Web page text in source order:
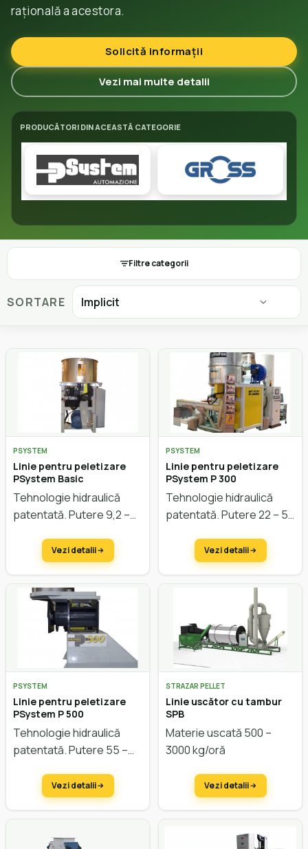
rațională a acestora.
Solicită informații
Vezi mai multe detalii
PRODUCĂTORI DIN ACEASTĂ CATEGORIE
Filtre categorii
SORTARE
PSYSTEM
Linie pentru peletizare
PSystem Basic
Tehnologie hidraulică
patentată. Putere 9,2 –
– 200 kg/oră.
Vezi detalii
PSYSTEM
Linie pentru peletizare
PSystem P 300
Tehnologie hidraulică
patentată. Putere 22 – 55
500 kg/oră.Vezi detalii
PSYSTEM
Linie pentru peletizare
PSystem P 500
Tehnologie hidraulică
patentată. Putere 55 –
500 – 1500 kg/oră.
Vezi detalii
STRAZAR PELLET
Linie uscător cu tambur
SPB
Materie uscată 500 –
3000 kg/oră
Vezi detalii